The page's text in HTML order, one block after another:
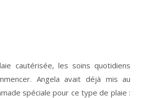
cautérisée, les soins quotidiens
Angela avait déjà mis au
spéciale pour ce type de plaie :